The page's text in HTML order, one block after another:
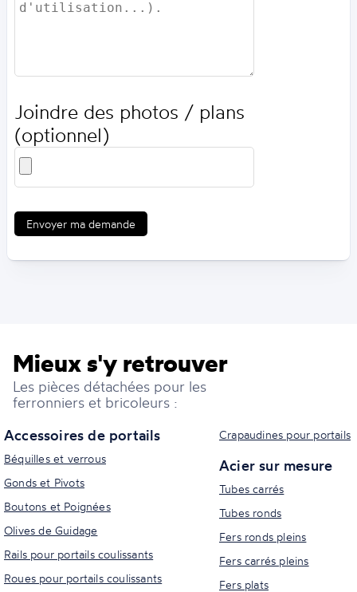
Joindre des photos / plans
(optionnel)
Envoyer ma demande
Mieux s'y retrouver
Les pièces détachées pour les
ferronniers et bricoleurs :
Accessoires de portails
Béquilles et verrous
Gonds et Pivots
Boutons et Poignées
Olives de Guidage
Rails pour portails coulissants
Roues pour portails coulissants
Crapaudines pour portails
Acier sur mesure
Tubes carrés
Tubes ronds
Fers ronds pleins
Fers carrés pleins
Fers plats